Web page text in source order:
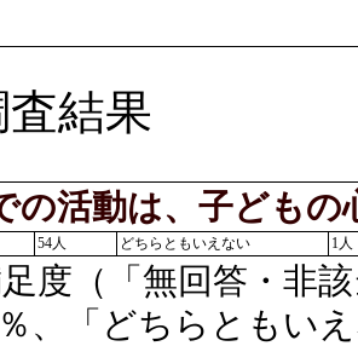
結果
の活動は、子ども
54人 どちらともいえない 1人
度（「無回答・非
、「どちらともい